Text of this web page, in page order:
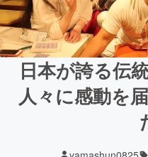
日本が誇る伝
人々に感動を